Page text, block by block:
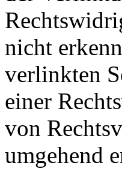
nicht
verlinkten
einer
von
umgehend